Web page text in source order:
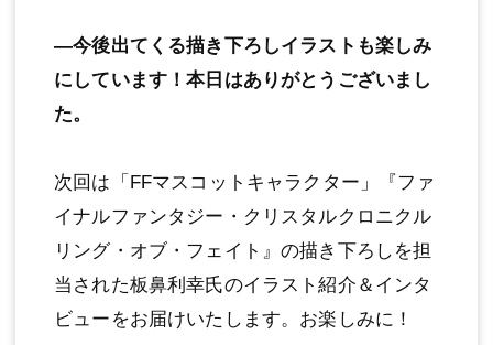
―今後出てくる描き下ろしイラストも楽しみ
にしています！本日はありがとうございまし
た。
次回は「FFマスコットキャラクター」『ファ
イナルファンタジー・クリスタルクロニクル
リング・オブ・フェイト』の描き下ろしを担
当された板鼻利幸氏のイラスト紹介＆インタ
ビューをお届けいたします。お楽しみに！